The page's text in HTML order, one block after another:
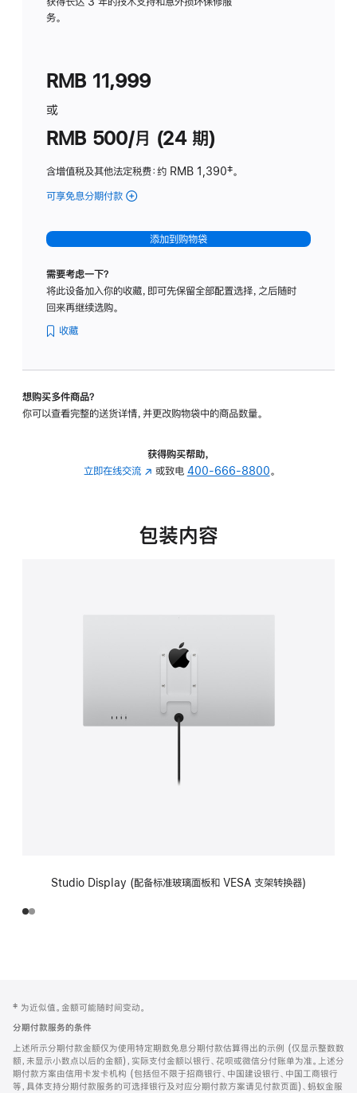
务。
RMB 11,999
或
RMB 500/月 (24 期)
含增值税及其他法定税费：约 RMB 1,390脚
‡。
可享免息分期付款 (Studio
-
标
璃
转
的
添加到购物袋
需要考虑一下？
将此设备加入你的收藏，即可先保留全部配置选择，之后随时
回来再继续选购。
收藏
想购买多件商品？
你可以查看完整的送货详情，并更改购物袋中的商品数量。
获得购买帮助，
立即在线交流 (在
中
或致电 400-666-8800。
包装内容
Studio Display (配备标准玻璃面板和 VESA 支架转换器)
页
页
脚
注
‡ 为近似值。金额可能随时间变动。
分期付款服务的条件
上述所示分期付款金额仅为使用特定期数免息分期付款估算得出的示例 (仅显示整数数
额，未显示小数点以后的金额)，实际支付金额以银行、花呗或微信分付账单为准。上述分
期付款方案由信用卡发卡机构 (包括但不限于招商银行、中国建设银行、中国工商银行
等，具体支持分期付款服务的可选择银行及对应分期付款方案请见付款页面)、蚂蚁金服